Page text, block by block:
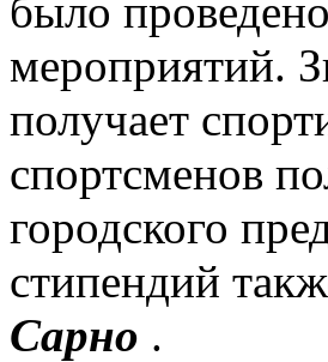
было
мероприятий.
получает
спортсменов
городского
стипендий
Сарно .